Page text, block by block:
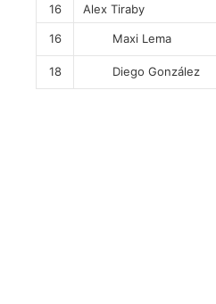
16 Alex Tiraby
16 Maxi Lema
18 Diego González